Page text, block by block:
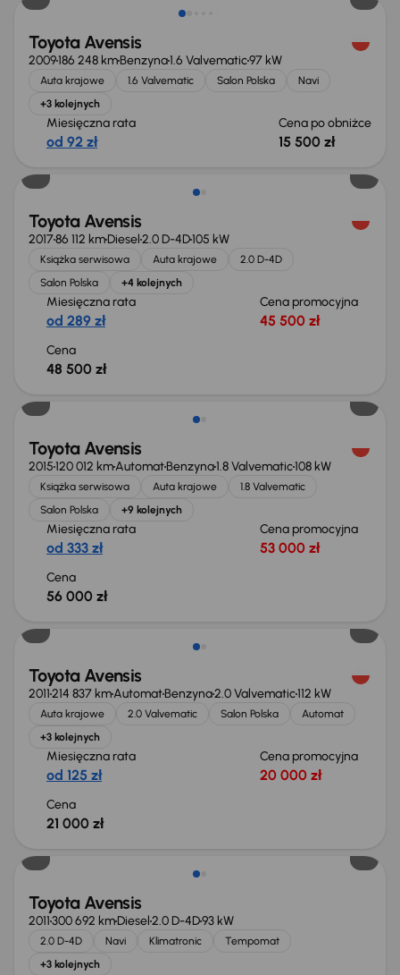
Toyota Avensis
2009186 248 kmBenzyna1.6 Valvematic97 kW
Auta krajowe 1.6 Valvematic Salon Polska
Navi
+3 kolejnych
Miesięczna rata
od 92 zł
Cena po obniżce
15 500 zł
Toyota Avensis
201786 112 kmDiesel2.0 D-4D105 kW
Książka serwisowa Auta krajowe
2.0 D-4D
Salon Polska
+4 kolejnych
Miesięczna rata
od 289 zł
Cena promocyjna
45 500 zł
Cena
48 500 zł
Toyota Avensis
2015120 012 kmAutomatBenzyna1.8 Valvematic108 kW
Książka serwisowa Auta krajowe
1.8 Valvematic
Salon Polska
+9 kolejnych
Miesięczna rata
od 333 zł
Cena promocyjna
53 000 zł
Cena
56 000 zł
Toyota Avensis
2011214 837 kmAutomatBenzyna2.0 Valvematic112 kW
Auta krajowe 2.0 Valvematic Salon Polska
Automat
+3 kolejnych
Miesięczna rata
od 125 zł
Cena promocyjna
20 000 zł
Cena
21 000 zł
Toyota Avensis
2011300 692 kmDiesel2.0 D-4D93 kW
2.0 D-4D Navi Klimatronic
Tempomat
+3 kolejnych